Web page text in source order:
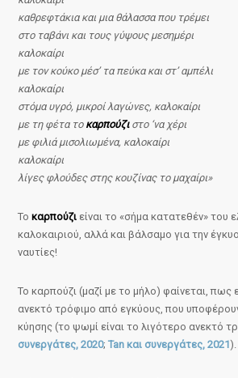
καθρεφτάκια και μια θάλασσα που τρέμει
στο ταβάνι και τους γύψους μεσημέρι
καλοκαίρι
με τον κούκο μέσ’ τα πεύκα και στ’ αμπέλι
καλοκαίρι
στόμα υγρό, μικροί λαγώνες, καλοκαίρι
με τη φέτα το καρπούζιστο ‘να χέρι
με φιλιά μισολιωμένα, καλοκαίρι
καλοκαίρι
λίγες φλούδες στης κουζίνας το μαχαίρι»
Τοκαρπούζι είναι το «σήμα κατατεθέν» του
καλοκαιριού, αλλά και βάλσαμο για την
ναυτίες!
Το καρπούζι (μαζί με το μήλο) φαίνεται, πως
ανεκτό τρόφιμο από εγκύους, που
κύησης (το ψωμί είναι το λιγότερο ανεκτό
συνεργάτες, 2020;Tan και συνεργάτες, 2021).